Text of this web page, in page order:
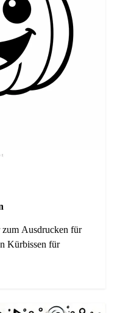
Ausdrucken für
Kürbissen für